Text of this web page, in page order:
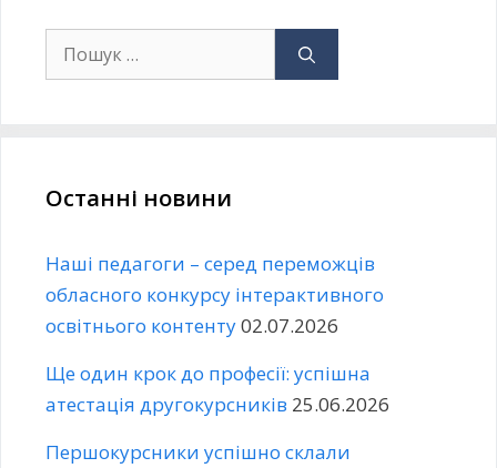
Останні новини
Наші педагоги – серед переможців
обласного конкурсу інтерактивного
освітнього контенту02.07.2026
Ще один крок до професії: успішна
атестація другокурсників 25.06.2026
Першокурсники успішно склали